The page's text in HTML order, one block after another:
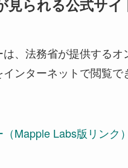
見られる公式サイ
、法務省が提供する
ンターネットで閲覧で
Mapple Labs版リンク）